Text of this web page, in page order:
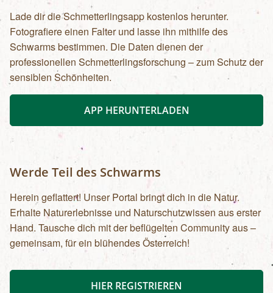
Lade dir die Schmetterlingsapp kostenlos herunter.
Fotografiere einen Falter und lasse ihn mithilfe des
Schwarms bestimmen. Die Daten dienen der
professionellen Schmetterlingsforschung – zum Schutz der
sensiblen Schönheiten.
APP HERUNTERLADEN
Werde Teil des Schwarms
Herein geflattert! Unser Portal bringt dich in die Natur.
Erhalte Naturerlebnisse und Naturschutzwissen aus erster
Hand. Tausche dich mit der beflügelten Community aus –
gemeinsam, für ein blühendes Österreich!
HIER REGISTRIEREN